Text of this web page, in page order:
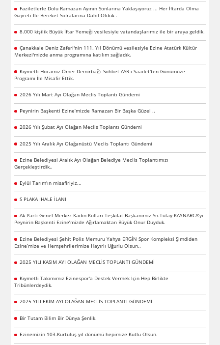
Faziletlerle Dolu Ramazan Ayının Sonlarına Yaklaşıyoruz ... Her İftarda Olma
Gayreti İle Bereket Sofralarına Dahil Olduk .
8.000 kişilik Büyük İftar Yemeği vesilesiyle vatandaşlarımız ile bir araya geldik.
Çanakkale Deniz Zaferi'nin 111. Yıl Dönümü vesilesiyle Ezine Atatürk Kültür
Merkezi'mizde anma programına katılım sağladık.
Kıymetli Hocamız Ömer Demirbağ'ı Sohbet ASR-ı Saadet'ten Günümüze
Programı İle Misafir Ettik.
2026 Yılı Mart Ayı Olağan Meclis Toplantı Gündemi
Peynirin Başkenti Ezine’mizde Ramazan Bir Başka Güzel ..
2026 Yılı Şubat Ayı Olağan Meclis Toplantı Gündemi
2025 Yılı Aralık Ayı Olağanüstü Meclis Toplantı Gündemi
Ezine Belediyesi Aralık Ayı Olağan Belediye Meclis Toplantımızı
Gerçekleştirdik..
Eylül Tarım'ın misafiriyiz...
S PLAKA İHALE İLANI
Ak Parti Genel Merkez Kadın Kolları Teşkilat Başkanımız Sn.Tülay KAYNARCA’yı
Peynirin Başkenti Ezine’mizde Ağırlamaktan Büyük Onur Duyduk.
Ezine Belediyesi Şehit Polis Memuru Yahya ERGİN Spor Kompleksi Şimdiden
Ezine’mize ve Hemşehrilerimize Hayırlı Uğurlu Olsun..
2025 YILI KASIM AYI OLAĞAN MECLİS TOPLANTI GÜNDEMİ
Kıymetli Takımımız Ezinespor'a Destek Vermek İçin Hep Birlikte
Tribünlerdeydik.
2025 YILI EKİM AYI OLAĞAN MECLİS TOPLANTI GÜNDEMİ
Bir Tutam Bilim Bir Dünya Şenlik.
Ezinemizin 103.Kurtuluş yıl dönümü hepimize Kutlu Olsun.